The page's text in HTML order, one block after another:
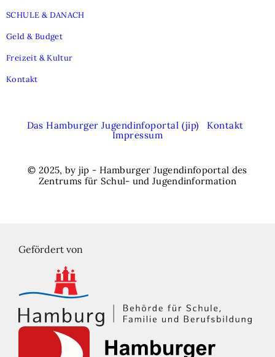
SCHULE & DANACH
Geld & Budget
Freizeit & Kultur
Kontakt
Das Hamburger Jugendinfoportal (jip)
Kontakt
Impressum
© 2025, by jip - Hamburger Jugendinfoportal des
Zentrums für Schul- und Jugendinformation
Gefördert von